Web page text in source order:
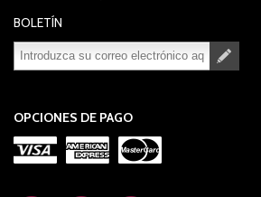
BOLETÍN
OPCIONES DE PAGO